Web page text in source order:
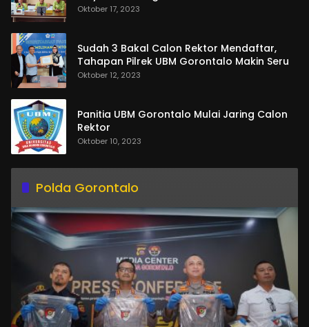
Oktober 17, 2023
Sudah 3 Bakal Calon Rektor Mendaftar,
Tahapan Pilrek UBM Gorontalo Makin Seru
Oktober 12, 2023
Panitia UBM Gorontalo Mulai Jaring Calon
Rektor
Oktober 10, 2023
Polda Gorontalo